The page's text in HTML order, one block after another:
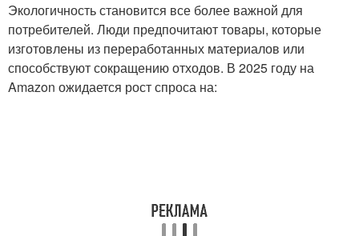
Экологичность становится все более важной для
потребителей. Люди предпочитают товары, которые
изготовлены из переработанных материалов или
способствуют сокращению отходов. В 2025 году на
Amazon ожидается рост спроса на: